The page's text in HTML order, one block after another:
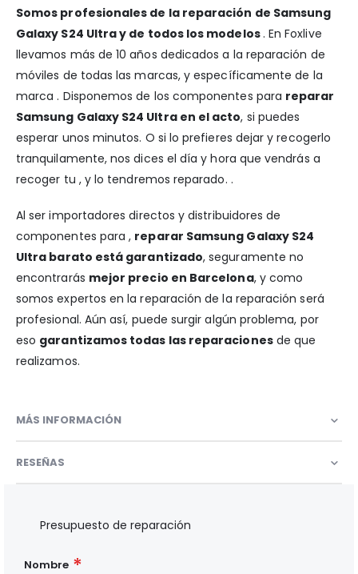
Somos profesionales de la reparación de Samsung
Galaxy S24 Ultra y de todos los modelos. En Foxlive
llevamos más de 10 años dedicados a la reparación de
móviles de todas las marcas, y específicamente de la
marca . Disponemos de los componentes para reparar
Samsung Galaxy S24 Ultra en el acto, si puedes
esperar unos minutos. O si lo prefieres dejar y recogerlo
tranquilamente, nos dices el día y hora que vendrás a
recoger tu , y lo tendremos reparado. .
Al ser importadores directos y distribuidores de
componentes para , reparar Samsung Galaxy S24
Ultra barato está garantizado, seguramente no
encontrarás mejor precio en Barcelona, y como
somos expertos en la reparación de la reparación será
profesional. Aún así, puede surgir algún problema, por
eso garantizamos todas las reparacionesde que
realizamos.
MÁS INFORMACIÓN
RESEÑAS
Presupuesto de reparación
Nombre